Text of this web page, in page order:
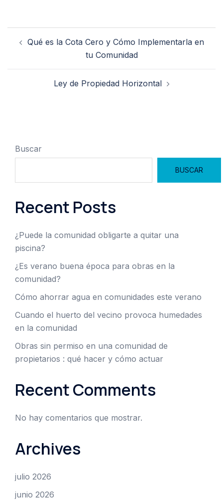
Navegación
de Qué es la Cota Cero y Cómo Implementarla en
tu Comunidad
Ley de Propiedad Horizontal
Buscar
BUSCAR
Recent Posts
¿Puede la comunidad obligarte a quitar una
piscina?
¿Es verano buena época para obras en la
comunidad?
Cómo ahorrar agua en comunidades este verano
Cuando el huerto del vecino provoca humedades
en la comunidad
Obras sin permiso en una comunidad de
propietarios : qué hacer y cómo actuar
Recent Comments
No hay comentarios que mostrar.
Archives
julio 2026
junio 2026